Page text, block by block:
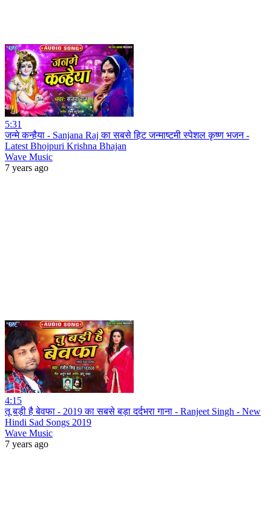
5:31
जन्मे कन्हैया - Sanjana Raj का सबसे हिट जन्माष्टमी स्पेशल कृष्ण भजन -
Latest Bhojpuri Krishna Bhajan
Wave Music
7 years ago
4:15
तू बड़ी है बेवफा - 2019 का सबसे बड़ा दर्दभरा गाना - Ranjeet Singh - New
Hindi Sad Songs 2019
Wave Music
7 years ago